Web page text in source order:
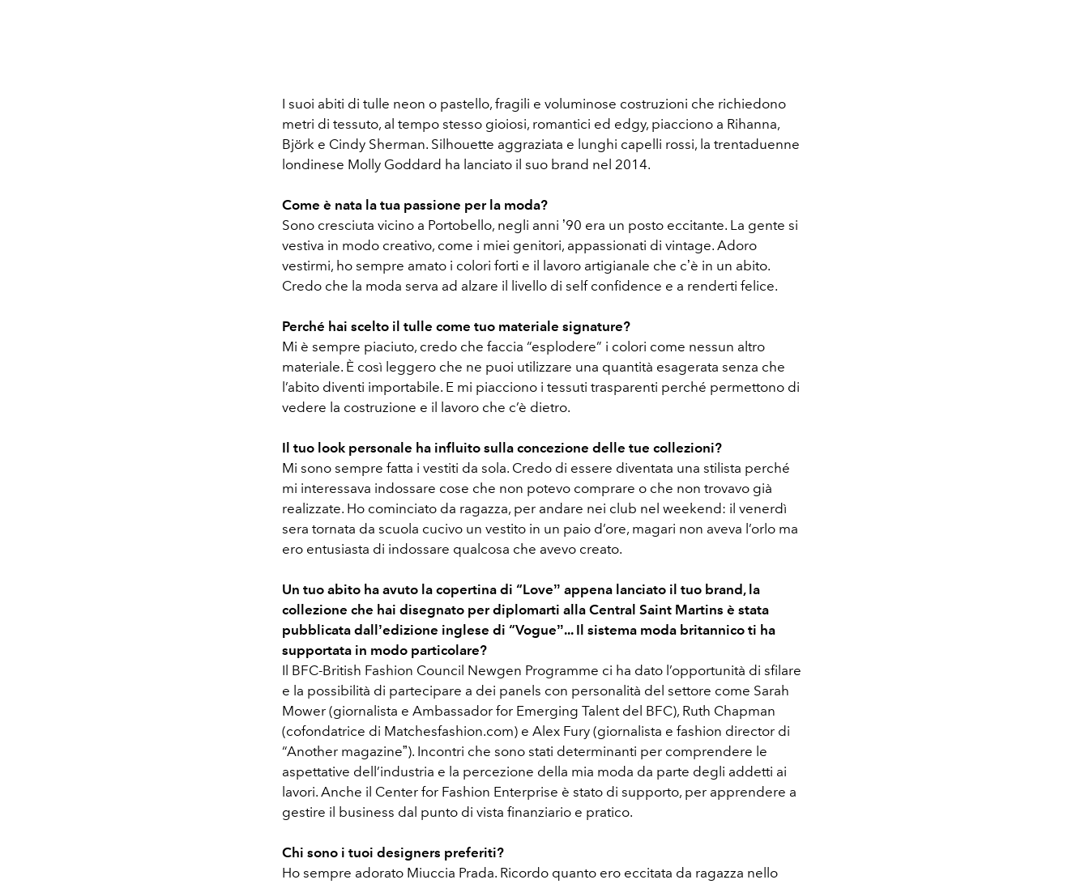
I suoi abiti di tulle neon o pastello, fragili e voluminose costruzioni che richiedono
metri di tessuto, al tempo stesso gioiosi, romantici ed edgy, piacciono a Rihanna,
Björk e Cindy Sherman. Silhouette aggraziata e lunghi capelli rossi, la trentaduenne
londinese Molly Goddard ha lanciato il suo brand nel 2014.
Come è nata la tua passione per la moda?
Sono cresciuta vicino a Portobello, negli anni ʼ90 era un posto eccitante. La gente si
vestiva in modo creativo, come i miei genitori, appassionati di vintage. Adoro
vestirmi, ho sempre amato i colori forti e il lavoro artigianale che cʼè in un abito.
Credo che la moda serva ad alzare il livello di self confidence e a renderti felice.
Perché hai scelto il tulle come tuo materiale signature?
Mi è sempre piaciuto, credo che faccia “esplodere” i colori come nessun altro
materiale. È così leggero che ne puoi utilizzare una quantità esagerata senza che
l’abito diventi importabile. E mi piacciono i tessuti trasparenti perché permettono di
vedere la costruzione e il lavoro che c’è dietro.
Il tuo look personale ha influito sulla concezione delle tue collezioni?
Mi sono sempre fatta i vestiti da sola. Credo di essere diventata una stilista perché
mi interessava indossare cose che non potevo comprare o che non trovavo già
realizzate. Ho cominciato da ragazza, per andare nei club nel weekend: il venerdì
sera tornata da scuola cucivo un vestito in un paio d’ore, magari non aveva l’orlo ma
ero entusiasta di indossare qualcosa che avevo creato.
Un tuo abito ha avuto la copertina di “Loveˮ appena lanciato il tuo brand, la
collezione che hai disegnato per diplomarti alla Central Saint Martins è stata
pubblicata dallʼedizione inglese di “Vogueˮ... Il sistema moda britannico ti ha
supportata in modo particolare?
Il BFC-British Fashion Council Newgen Programme ci ha dato l’opportunità di sfilare
e la possibilità di partecipare a dei panels con personalità del settore come Sarah
Mower (giornalista e Ambassador for Emerging Talent del BFC), Ruth Chapman
(cofondatrice di Matchesfashion.com) e Alex Fury (giornalista e fashion director di
“Another magazineˮ). Incontri che sono stati determinanti per comprendere le
aspettative dell’industria e la percezione della mia moda da parte degli addetti ai
lavori. Anche il Center for Fashion Enterprise è stato di supporto, per apprendere a
gestire il business dal punto di vista finanziario e pratico.
Chi sono i tuoi designers preferiti?
Ho sempre adorato Miuccia Prada. Ricordo quanto ero eccitata da ragazza nello